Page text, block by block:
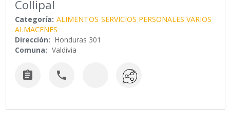
Collipal
Categoría: ALIMENTOS SERVICIOS PERSONALES VARIOS
ALMACENES
Dirección: Honduras 301
Comuna: Valdivia
 